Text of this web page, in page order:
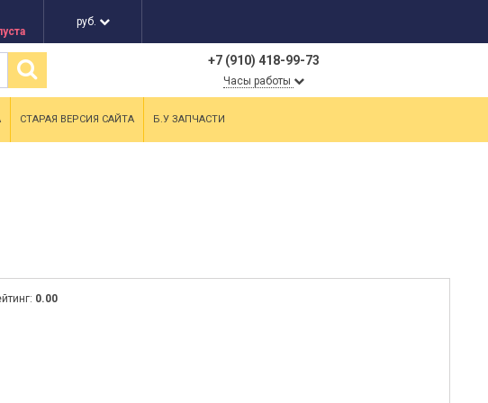
руб.
+7 (910) 418-99-73
Часы работы
СТАРАЯ ВЕРСИЯ САЙТА Б.У ЗАПЧАСТИ
0.00